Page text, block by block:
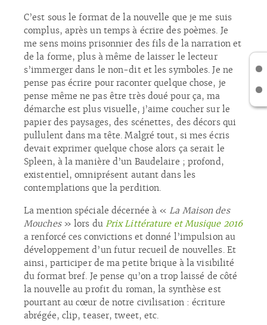
C’est sous le format de la nouvelle que je me suis
complus, après un temps à écrire des poèmes. Je
me sens moins prisonnier des fils de la narration et
de la forme, plus à même de laisser le lecteur
s’immerger dans le non-dit et les symboles. Je ne
pense pas écrire pour raconter quelque chose, je
pense même ne pas être très doué pour ça, ma
démarche est plus visuelle, j’aime coucher sur le
papier des paysages, des scénettes, des décors qui
pullulent dans ma tête. Malgré tout, si mes écris
devait exprimer quelque chose alors ça serait le
Spleen, à la manière d’un Baudelaire ; profond,
existentiel, omniprésent autant dans les
contemplations que la perdition.
La mention spéciale décernée à « La Maison des
Mouches» lors du Prix Littérature et Musique 2016
a renforcé ces convictions et donné l’impulsion au
développement d’un futur recueil de nouvelles. Et
ainsi, participer de ma petite brique à la visibilité
du format bref. Je pense qu’on a trop laissé de côté
la nouvelle au profit du roman, la synthèse est
pourtant au cœur de notre civilisation : écriture
abrégée, clip, teaser, tweet, etc.